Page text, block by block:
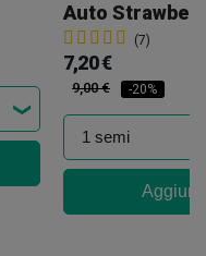
Auto
(7)
7,20 €
9,00 € -20%